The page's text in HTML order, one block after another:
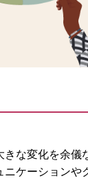
きな変化を余
ニケーションや